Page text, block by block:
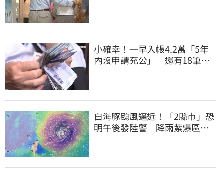
小確幸！一早入帳4.2萬「5年
內沒申請充公」 還有18筆錢
白海豚颱風逼近！「2縣市」恐
明午後發陸警 降雨紫爆區域